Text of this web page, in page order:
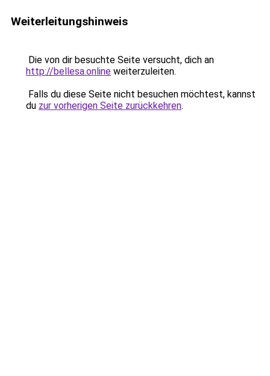
Weiterleitungshinweis
Die von dir besuchte Seite versucht, dich an
http://bellesa.online weiterzuleiten.
Falls du diese Seite nicht besuchen möchtest, kannst
du zur vorherigen Seite zurückkehren.